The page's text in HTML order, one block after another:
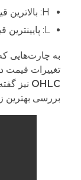
H: بالاترین قیمت رمزارز در طول ساعت
L: پایینترین قیمت رمزارز در طول ساعت
به چارت‌هایی
تغییرات قیمت
OHLC نیز
بررسی بهترین